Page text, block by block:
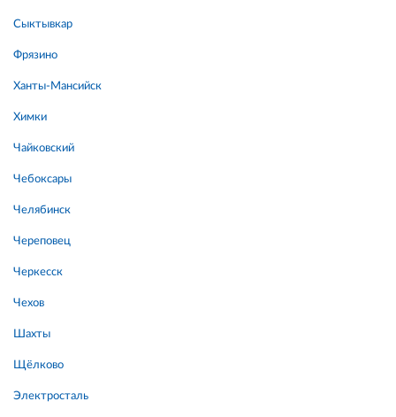
Сыктывкар
Фрязино
Ханты-Мансийск
Химки
Чайковский
Чебоксары
Челябинск
Череповец
Черкесск
Чехов
Шахты
Щёлково
Электросталь